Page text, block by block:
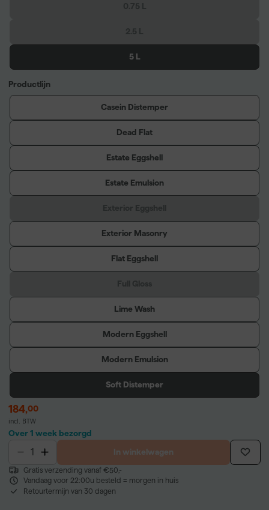
5 L
Productlijn
Casein Distemper
Dead Flat
Estate Eggshell
Estate Emulsion
Exterior Masonry
Flat Eggshell
Lime Wash
Modern Eggshell
Modern Emulsion
Soft Distemper
184,00
incl. BTW
Over 1 week bezorgd
In winkelwagen
Gratis verzending vanaf €50,-
Vandaag voor 22:00u besteld = morgen in huis
Retourtermijn van 30 dagen